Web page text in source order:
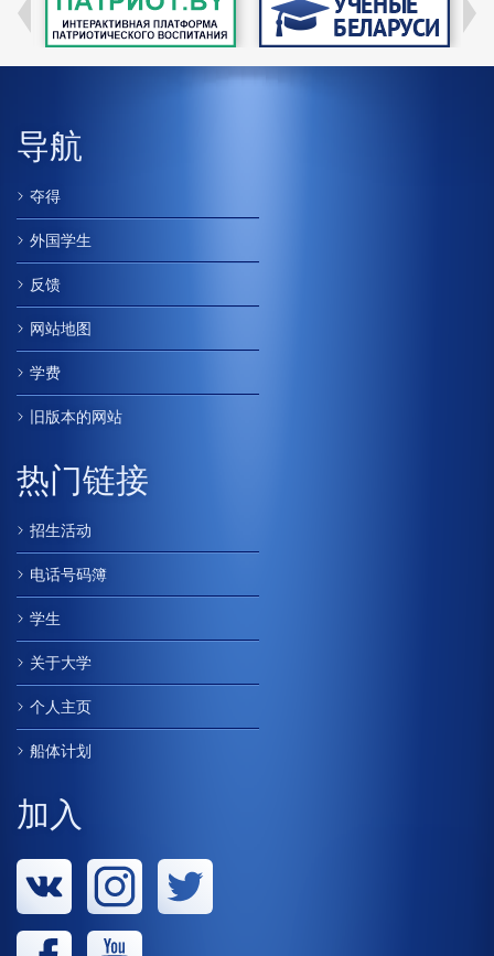
导航
夺得
外国学生
反馈
网站地图
学费
旧版本的网站
热门链接
招生活动
电话号码簿
学生
关于大学
个人主页
船体计划
加入